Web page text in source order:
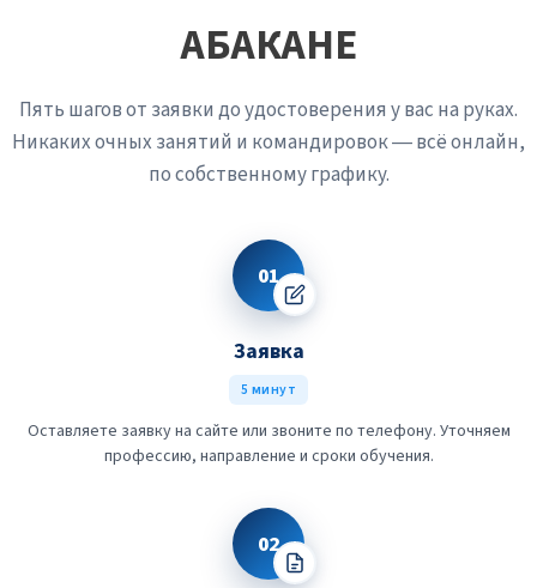
АБАКАНЕ
Пять шагов от заявки до удостоверения у вас на руках.
Никаких очных занятий и командировок — всё онлайн,
по собственному графику.
01
Заявка
5 минут
Оставляете заявку на сайте или звоните по телефону. Уточняем
профессию, направление и сроки обучения.
02